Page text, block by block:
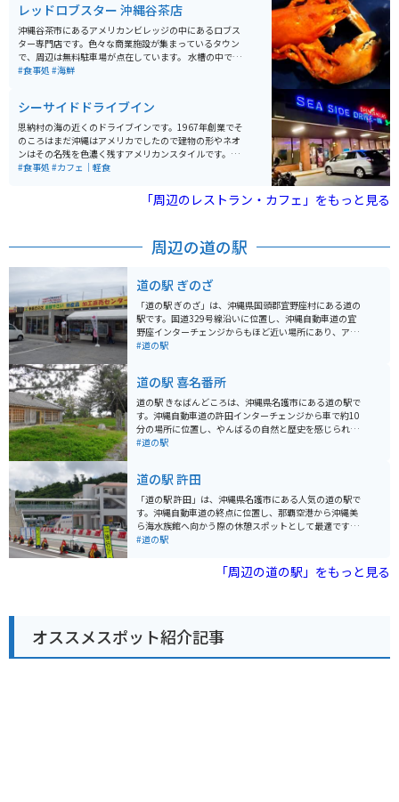
り食事処や土産物もあります。万座毛限定の切手自販機
があります。遊歩道観覧料は100円です。
レッドロブスター 沖縄谷茶店
沖縄谷茶市にあるアメリカンビレッジの中にあるロブス
ター専門店です。色々な商業施設が集まっているタウン
で、周辺は無料駐車場が点在しています。 水槽の中で生
きているロブスターを選び、オーブンで焼くかスチーム
#食事処 #海鮮
シーサイドドライブイン
恩納村の海の近くのドライブインです。1967年創業でそ
のころはまだ沖縄はアメリカでしたので建物の形やネオ
ンはその名残を色濃く残すアメリカンスタイルです。店
内では洋食から中華、和食となんでもありますが地元民
はビーチなのでまさにシーサイドを楽しめます。ハンバ
ーガーなどのテイクアウトあり。
#食事処 #カフェ｜軽食
「周辺のレストラン・カフェ」をもっと見る
周辺の道の駅
道の駅 ぎのざ
「道の駅 ぎのざ」は、沖縄県国頭郡宜野座村にある道の
駅です。国道329号線沿いに位置し、沖縄自動車道の宜
野座インターチェンジからもほど近い場所にあり、アク
セスも便利です。 施設内には、地元の新鮮な野菜や果物
の食材を使った料理を楽しむことができます。また、道
の駅に隣接して、野球場や多目的広場などのスポーツ施
設を備えた「ぎのざ運動公園」があります。 ツーリング
の休憩場所としても最適な場所で、沖縄の自然を感じな
がら、地元の美味しいものを楽しんでみてはいかがでし
ルやマンゴーなどの果物の産地としても知られていま
す。道の駅周辺には、パイナップルパークなどの観光農
園もあり、旬のフルーツ狩りを楽しむこともできます。
#道の駅
道の駅 喜名番所
道の駅 きなばんどころは、沖縄県名護市にある道の駅で
す。沖縄自動車道の許田インターチェンジから車で約10
分の場所に位置し、やんばるの自然と歴史を感じられる
スポットとして人気を集めています。 道の駅 きなばんど
販売する農産物直売所があります。また、名護市の特産
品であるシークヮーサージュースやちんすこうなども販
売されています。 バイクで訪れる場合、道の駅 きなばん
どころには広い駐車場が完備されているので安心です。
周辺には、沖縄美ら海水族館や古宇利島など、観光スポ
#道の駅
道の駅 許田
「道の駅 許田」は、沖縄県名護市にある人気の道の駅で
す。沖縄自動車道の終点に位置し、那覇空港から沖縄美
ら海水族館へ向かう際の休憩スポットとして最適です。
地元の新鮮な野菜や果物が豊富に揃う農産物直売所は、
マンゴーなどの南国フルーツは人気があります。また、
沖縄そばやタコライスなどのご当地グルメが味わえる飲
としても便利です。 周辺には、パイナップルパークやナ
ゴパイナップルワイナリーなど、観光スポットも点在し
ています。少し足を延ばせば、古宇利島や美ら海水族館
#道の駅
「周辺の道の駅」をもっと見る
オススメスポット紹介記事